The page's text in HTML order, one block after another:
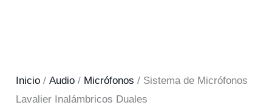
Inicio /Audio / Micrófonos / Sistema de Micrófonos
Lavalier Inalámbricos Duales